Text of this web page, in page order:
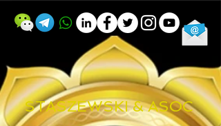
STASZEWSKI & ASOC